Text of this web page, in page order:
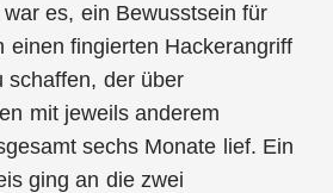
es, ein Bewusstsein für
einen fingierten Hackerangriff
schaffen, der über
mit jeweils anderem
sechs Monate lief. Ein
ging an die zwei